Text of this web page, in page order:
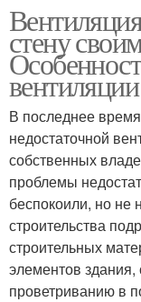
стену
В последнее
недостаточной
собственных
проблемы
беспокоили, но не
строительства
строительных
элементов
проветриванию в